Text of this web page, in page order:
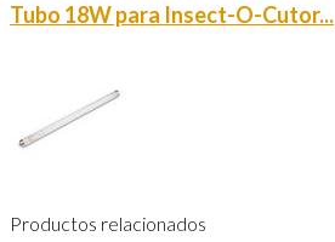
Tubo 18W para Insect-O-Cutor...
Productos relacionados